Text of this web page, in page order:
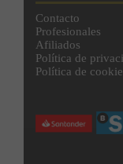
Contacto
Profesionales
Afiliados
Política de
Política de